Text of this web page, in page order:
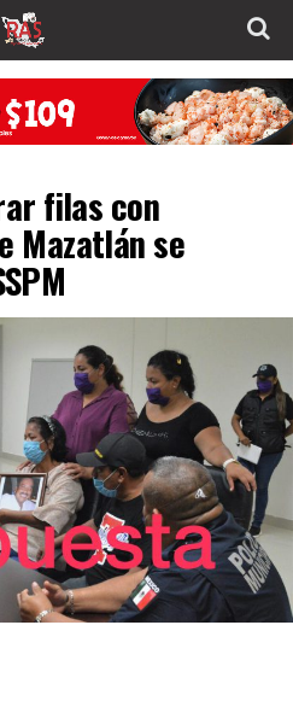
filas con
Mazatlán se